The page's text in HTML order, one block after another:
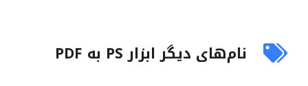
نام‌های دیگر ابزار PS به PDF